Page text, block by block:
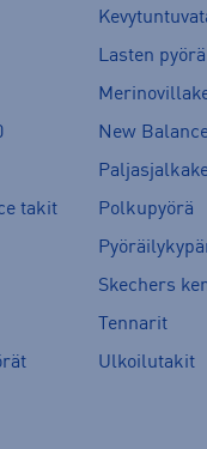
Lasten pyörä
New
takit
Polkupyörä
Skechers
Tennarit
Ulkoilutakit